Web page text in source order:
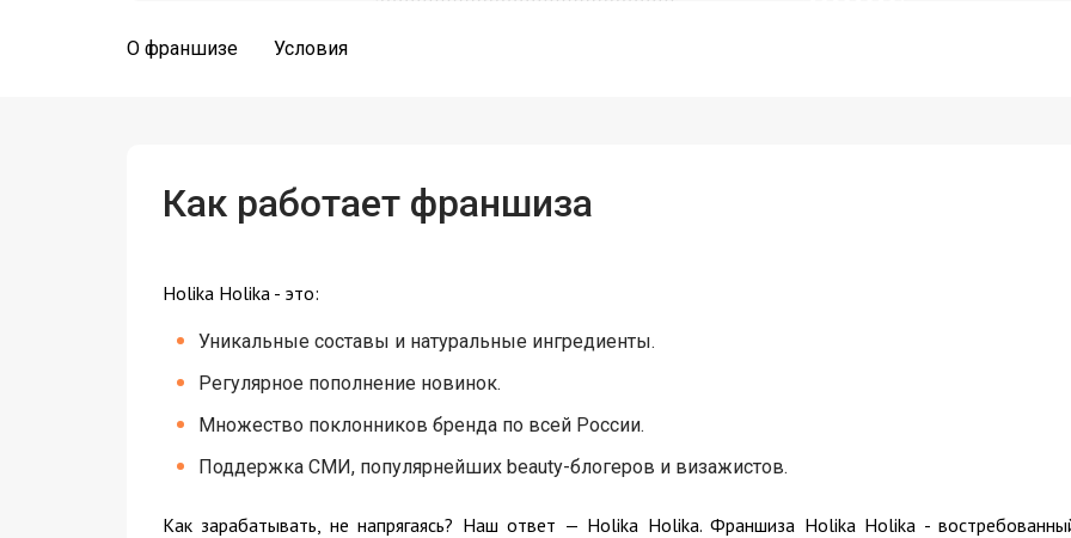
О франшизе Условия
Как работает франшиза
Holika Holika - это:
Уникальные составы и натуральные ингредиенты.
Регулярное пополнение новинок.
Множество поклонников бренда по всей России.
Поддержка СМИ, популярнейших beauty-блогеров и визажистов.
Как зарабатывать, не напрягаясь? Наш ответ — Holika Holika. Франшиза Holika Holika -